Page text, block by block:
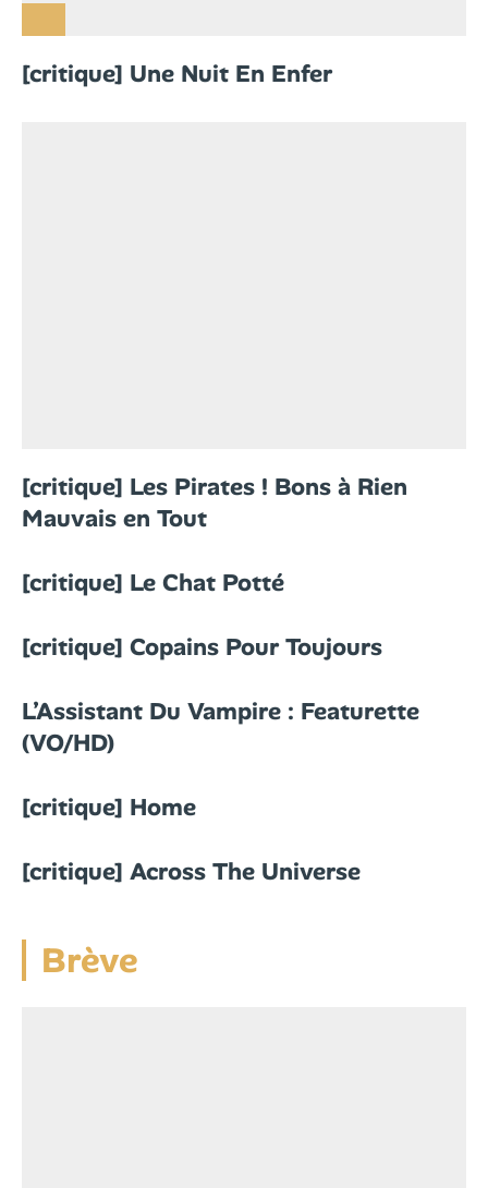
[critique] Une Nuit En Enfer
[critique] Les Pirates ! Bons à Rien
Mauvais en Tout
[critique] Le Chat Potté
[critique] Copains Pour Toujours
L’Assistant Du Vampire : Featurette
(VO/HD)
[critique] Home
[critique] Across The Universe
Brève